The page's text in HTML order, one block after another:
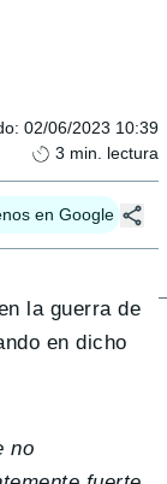
: 02/06/2023 10:39
3 min. lectura
en Google
la guerra de
en dicho
no